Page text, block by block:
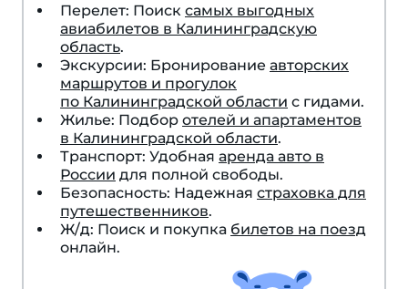
Перелет: Поиск самых выгодных
авиабилетов в Калининградскую
область.
Экскурсии: Бронирование авторских
маршрутов и прогулок
по Калининградской области с гидами.
Жилье: Подбор отелей и апартаментов
в Калининградской области.
Транспорт: Удобная аренда авто в
России для полной свободы.
Безопасность: Надежная страховка для
путешественников.
Ж/д: Поиск и покупка билетов на поезд
онлайн.